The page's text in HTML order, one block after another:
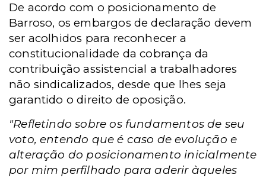
De acordo com o posicionamento de
Barroso, os embargos de declaração devem
ser acolhidos para reconhecer a
constitucionalidade da cobrança da
contribuição assistencial a trabalhadores
não sindicalizados, desde que lhes seja
garantido o direito de oposição.
"Refletindo sobre os fundamentos de seu
voto, entendo que é caso de evolução e
alteração do posicionamento inicialmente
por mim perfilhado para aderir àqueles